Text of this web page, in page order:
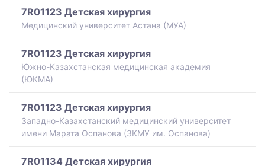
7R01123 Детская хирургия
Медицинский университет Астана (МУА)
7R01123 Детская хирургия
Южно-Казахстанская медицинская академия
(ЮКМА)
7R01123 Детская хирургия
Западно-Казахстанский медицинский университет
имени Марата Оспанова (ЗКМУ им. Оспанова)
7R01134 Детская хирургия